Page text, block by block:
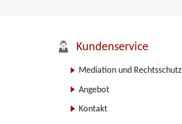
Kundenservice
Mediation und Rechtsschutz
Angebot
Kontakt